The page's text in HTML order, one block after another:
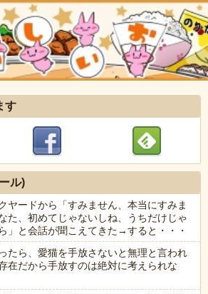
す
ル)
ヤードから「すみません、本当にすみま
た、初めてじゃないしね、うちだけじゃ
」と会話が聞こえてきた→すると・・・
たら、愛猫を手放さないと無理と言われ
在だから手放すのは絶対に考えられな